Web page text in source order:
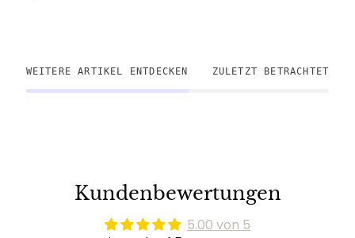
WEITERE ARTIKEL ENTDECKEN ZULETZT BETRACHTET
Kundenbewertungen
5.00 von 5